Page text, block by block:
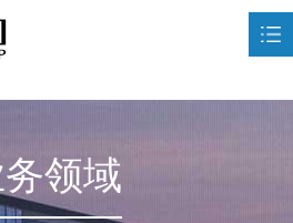
领域